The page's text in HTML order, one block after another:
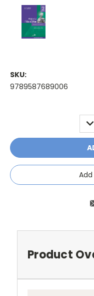
SKU:
9789587689006
Add
Product